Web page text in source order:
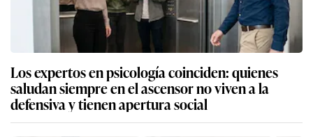
Los expertos en psicología coinciden: quienes
saludan siempre en el ascensor no viven a la
defensiva y tienen apertura social